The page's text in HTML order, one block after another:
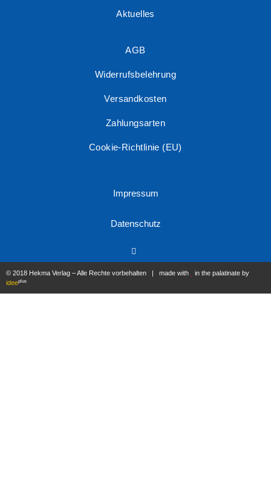
Aktuelles
AGB
Widerrufsbelehrung
Versandkosten
Zahlungsarten
Cookie-Richtlinie (EU)
Impressum
Datenschutz
© 2018 Hekma Verlag – Alle Rechte vorbehalten | made with
in the palatinate by
ideeplus